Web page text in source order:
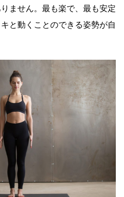
ません。最も楽で、最も安定
と動くことのできる姿勢が自